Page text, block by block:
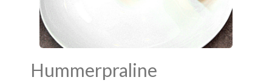
Hummerpraline